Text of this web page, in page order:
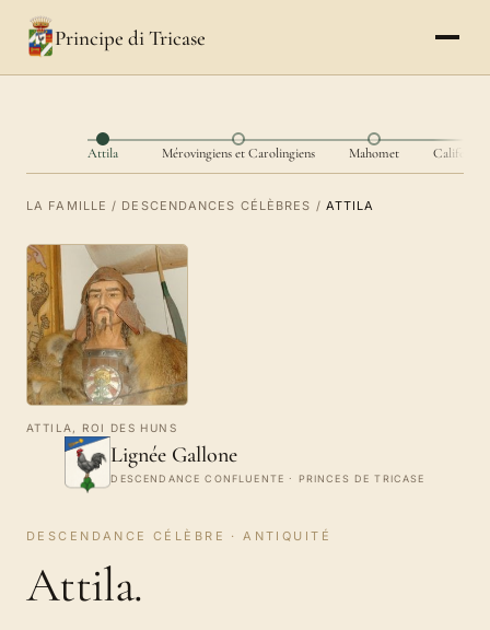
Principe di Tricase
Attila Mérovingiens et Carolingiens Mahomet Califes
LA FAMILLE / DESCENDANCES CÉLÈBRES / ATTILA
ATTILA, ROI DES HUNS
Lignée Gallone
DESCENDANCE CONFLUENTE · PRINCES DE TRICASE
DESCENDANCE CÉLÈBRE · ANTIQUITÉ
Attila.